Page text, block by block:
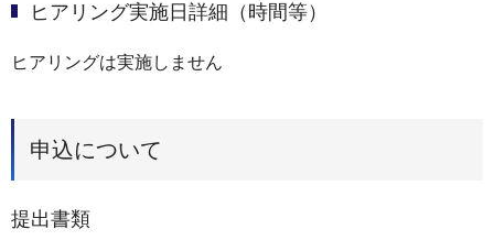
ヒアリング実施日詳細（時間等）
ヒアリングは実施しません
申込について
提出書類